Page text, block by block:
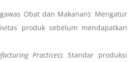
Obat dan Makanan): Mengatur
produk sebelum mendapatkan
Practices): Standar produksi